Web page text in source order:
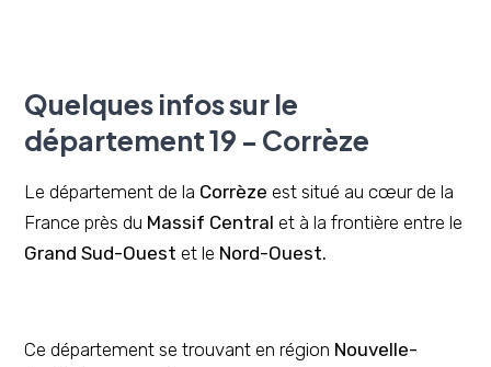
Quelques infos sur le
département 19 - Corrèze
Le département de la Corrèze est situé au cœur de la
France près du Massif Central et à la frontière entre le
Grand Sud-Ouest et le Nord-Ouest.
Ce département se trouvant en région Nouvelle-